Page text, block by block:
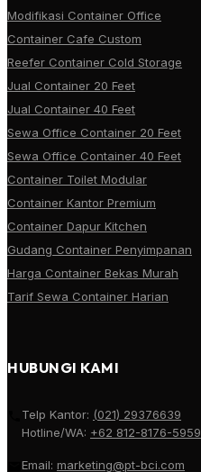
Modifikasi Container Office
Container Cafe Custom
Reefer Container Cold Storage
Jual Container 20 Feet
Jual Container 40 Feet
Sewa Office Container 20 Feet
Sewa Office Container 40 Feet
Container Toilet Modular
Container Kantor Premium
Container Dapur Kitchen
Gudang Container Penyimpanan
Harga Container Bekas Murah
Tarif Sewa Container Harian
HUBUNGI KAMI
Telp Kantor: (021) 29376639
Hotline/WA: +62 812-8176-5959
Email: marketing@pt-bci.com